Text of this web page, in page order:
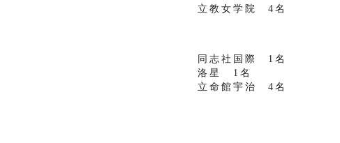
立教女学院 4名
同志社国際 1名
洛星 1名
立命館宇治 4名